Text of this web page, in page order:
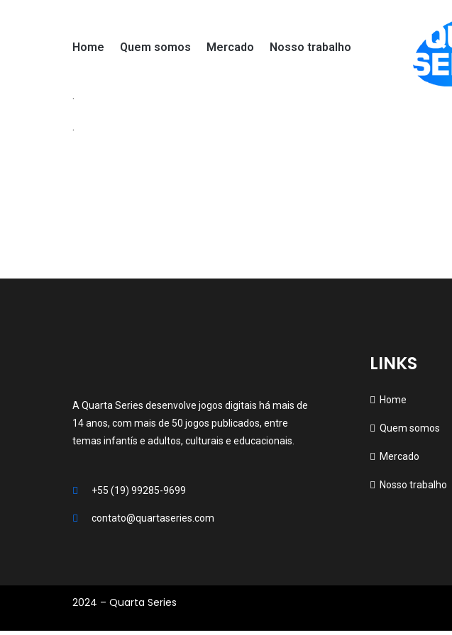
Home Quem somos Mercado Nosso trabalho
.
.
A Quarta Series desenvolve jogos digitais há mais de
14 anos, com mais de 50 jogos publicados, entre
temas infantís e adultos, culturais e educacionais.
+55 (19) 99285-9699
contato@quartaseries.com
LINKS
Home
Quem somos
Mercado
Nosso trabalho
2024 – Quarta Series